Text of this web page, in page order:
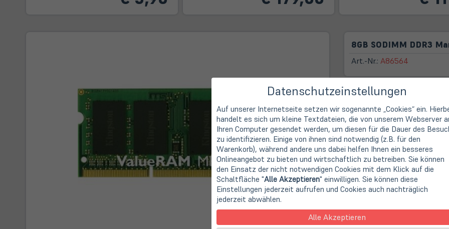
8GB SODIMM DDR3
Art.-Nr.: A86564
Erstklassige
14 Tage
Second Life IT: Ein
Schnelle,
neuem
Leider ausverkauft!
Datenschutzeinstellungen
Auf unserer Internetseite setzen wir sogenannte „Cookies“ ein.
handelt es sich um kleine Textdateien, die von unserem Webserver
Ihren Computer gesendet werden, um diesen für die Dauer des
zu identifizieren. Einige von ihnen sind notwendig (z.B. für den
Warenkorb), während andere uns dabei helfen Ihnen ein besseres
Onlineangebot zu bieten und wirtschaftlich zu betreiben. Sie können
den Einsatz der nicht notwendigen Cookies mit dem Klick auf die
Schaltfläche "Alle Akzeptieren" einwilligen. Sie können diese
Einstellungen jederzeit aufrufen und Cookies auch nachträglich
jederzeit abwählen.
Alle Akzeptieren